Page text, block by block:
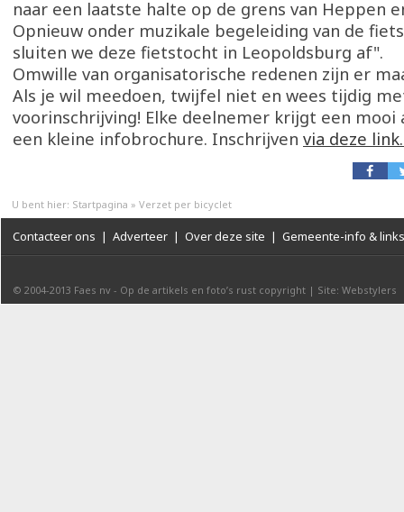
naar een laatste halte op de grens van Heppen
Opnieuw onder muzikale begeleiding van de
sluiten we deze fietstocht in Leopoldsburg af".
Omwille van organisatorische redenen zijn er
Als je wil meedoen, twijfel niet en wees tijdig
voorinschrijving! Elke deelnemer krijgt een mooi
een kleine infobrochure. Inschrijven via deze
U bent hier: Startpagina » Verzet per bicyclet
Contacteer ons | Adverteer | Over deze site | Gemeente-info & links
© 2004-2013 Faes nv - Op de artikels en foto’s rust copyright | Site: Webstylers